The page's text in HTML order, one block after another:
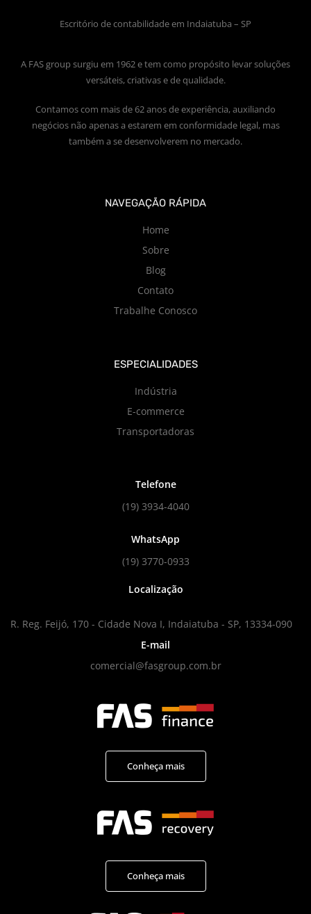
Escritório de contabilidade em Indaiatuba – SP
A FAS group surgiu em 1962 e tem como propósito levar soluções
versáteis, criativas e de qualidade.
Contamos com mais de 62 anos de experiência, auxiliando
negócios não apenas a estarem em conformidade legal, mas
também a se desenvolverem no mercado.
NAVEGAÇÃO RÁPIDA
Home
Sobre
Blog
Contato
Trabalhe Conosco
ESPECIALIDADES
Indústria
E-commerce
Transportadoras
Telefone
(19) 3934-4040
WhatsApp
(19) 3770-0933
Localização
R. Reg. Feijó, 170 - Cidade Nova I, Indaiatuba - SP, 13334-090
E-mail
comercial@fasgroup.com.br
Conheça mais
Conheça mais